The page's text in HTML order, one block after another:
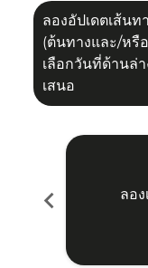
ลองอัปเดตเส้น
(ต้นทางและ/หรื
เลือกวันที่ด้านล่
เสนอ
chevron_left
ลอ